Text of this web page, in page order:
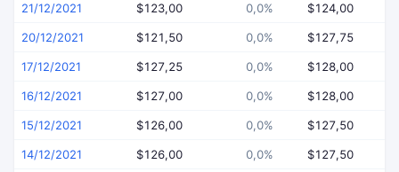
21/12/2021 $123,00 0,0% $124,00
20/12/2021 $121,50 0,0% $127,75
17/12/2021 $127,25 0,0% $128,00
16/12/2021 $127,00 0,0% $128,00
15/12/2021 $126,00 0,0% $127,50
14/12/2021 $126,00 0,0% $127,50